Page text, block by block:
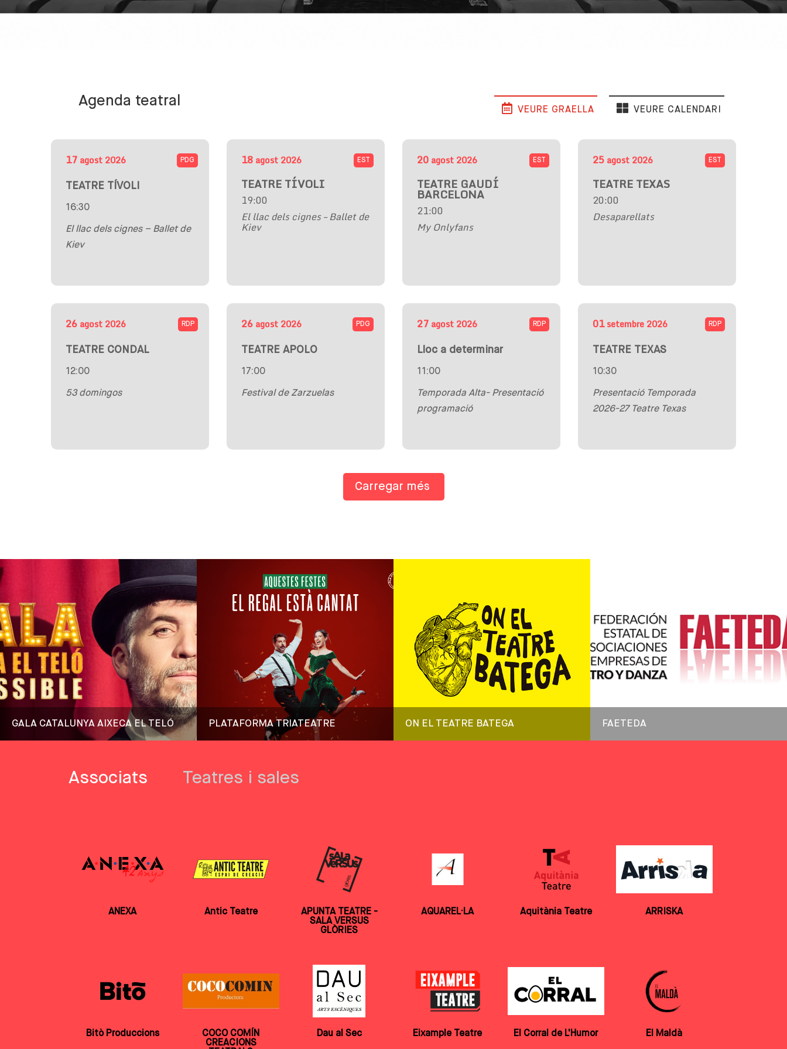
Agenda teatral
VEURE GRAELLA VEURE CALENDARI
PDG
17 agost 2026
TEATRE TÍVOLI
16:30
El llac dels cignes – Ballet de
Kiev
EST
18 agost 2026
TEATRE TÍVOLI
19:00
El llac dels cignes – Ballet de
Kiev
EST
20 agost 2026
TEATRE GAUDÍ
BARCELONA
21:00
My Onlyfans
EST
25 agost 2026
TEATRE TEXAS
20:00
Desaparellats
RDP
26 agost 2026
TEATRE CONDAL
12:00
53 domingos
PDG
26 agost 2026
TEATRE APOLO
17:00
Festival de Zarzuelas
RDP
27 agost 2026
Lloc a determinar
11:00
Temporada Alta- Presentació
programació
RDP
01 setembre 2026
TEATRE TEXAS
10:30
Presentació Temporada
2026-27 Teatre Texas
Carregar més
GALA CATALUNYA AIXECA EL TELÓ PLATAFORMA TRIATEATRE ON EL TEATRE BATEGA FAETEDA
Associats Teatres i sales
ANEXA Antic Teatre
APUNTA TEATRE -
SALA VERSUS
GLÒRIES
AQUAREL·LA Aquitània Teatre ARRISKA
Bitò Produccions
COCO COMÍN
CREACIONS
Dau al Sec Eixample Teatre El Corral de L'Humor El Maldà